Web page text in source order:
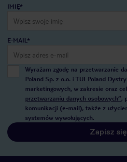
IMIĘ*
E-MAIL*
Wyrażam zgodę na przetwarzanie
Poland Sp. z o.o. i TUI Poland
marketingowych, w zakresie oraz
przetwarzaniu danych osobowych”,
komunikacji (e-mail), także z
systemów wywołujących.
Zapisz się